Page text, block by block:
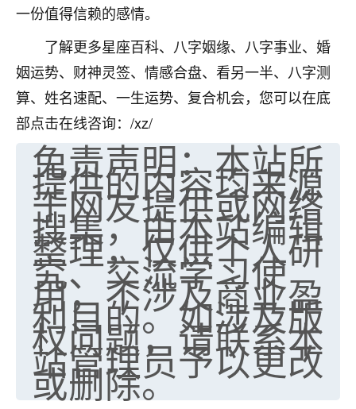
一份值得信赖的感情。
了解更多星座百科、八字姻缘、八字事业、婚
姻运势、财神灵签、情感合盘、看另一半、八字测
算、姓名速配、一生运势、复合机会，您可以在底
部点击在线咨询：/xz/
免责声明：本站所
提供的内容均来源
于网友提供或网络
搜集，由本站编辑
整理，仅供个人研
究、交流学习使
用，不涉及商业盈
利目的。如涉及版
权问题，请联系本
站管理员予以更改
或删除。